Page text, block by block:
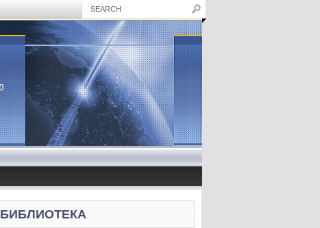
БИБЛИОТЕКА